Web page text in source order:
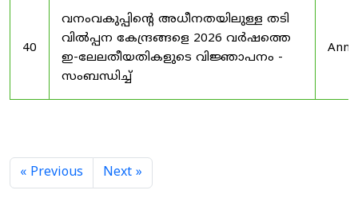
40
വനംവകുപ്പിന്റെ അധീനതയിലുള്ള തടി
വിൽപ്പന കേന്ദ്രങ്ങളെ 2026 വർഷത്തെ
ഇ-ലേലതീയതികളുടെ വിജ്ഞാപനം -
സംബന്ധിച്ച്
« Previous Next »